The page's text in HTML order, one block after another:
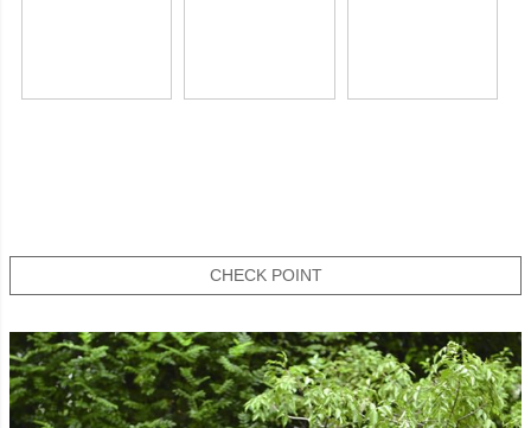
CHECK POINT